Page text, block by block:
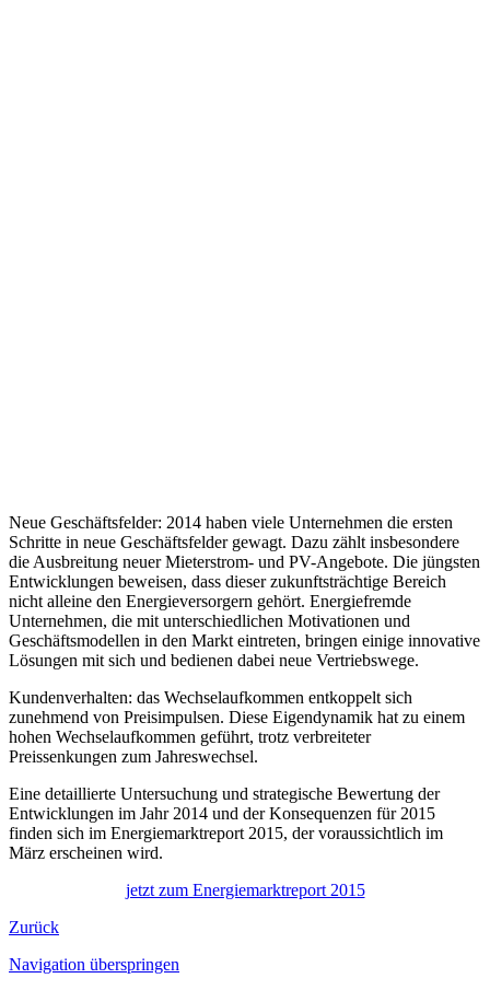
Neue Geschäftsfelder: 2014 haben viele Unternehmen die ersten
Schritte in neue Geschäftsfelder gewagt. Dazu zählt insbesondere
die Ausbreitung neuer Mieterstrom- und PV-Angebote. Die jüngsten
Entwicklungen beweisen, dass dieser zukunftsträchtige Bereich
nicht alleine den Energieversorgern gehört. Energiefremde
Unternehmen, die mit unterschiedlichen Motivationen und
Geschäftsmodellen in den Markt eintreten, bringen einige innovative
Lösungen mit sich und bedienen dabei neue Vertriebswege.
Kundenverhalten: das Wechselaufkommen entkoppelt sich
zunehmend von Preisimpulsen. Diese Eigendynamik hat zu einem
hohen Wechselaufkommen geführt, trotz verbreiteter
Preissenkungen zum Jahreswechsel.
Eine detaillierte Untersuchung und strategische Bewertung der
Entwicklungen im Jahr 2014 und der Konsequenzen für 2015
finden sich im Energiemarktreport 2015, der voraussichtlich im
März erscheinen wird.
jetzt zum Energiemarktreport 2015
Zurück
Navigation überspringen